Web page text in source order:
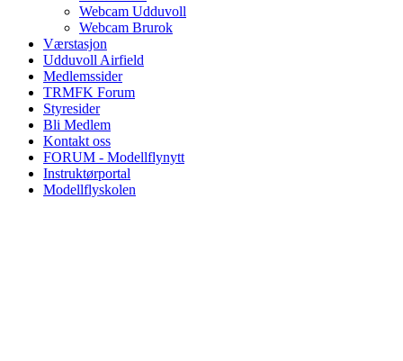
Webcam Udduvoll
Webcam Brurok
Værstasjon
Udduvoll Airfield
Medlemssider
TRMFK Forum
Styresider
Bli Medlem
Kontakt oss
FORUM - Modellflynytt
Instruktørportal
Modellflyskolen